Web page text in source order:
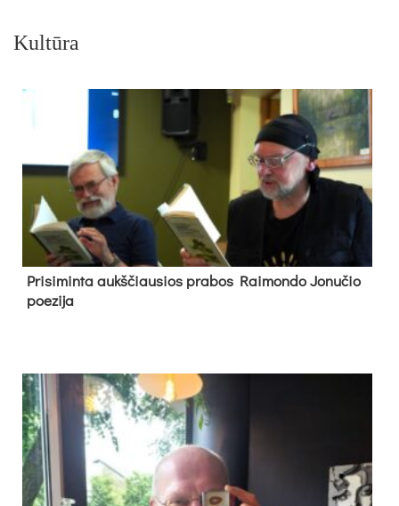
Kultūra
Pri­si­min­ta aukš­čiau­sios pra­bos Rai­mon­do Jo­nu­čio
poe­zi­ja